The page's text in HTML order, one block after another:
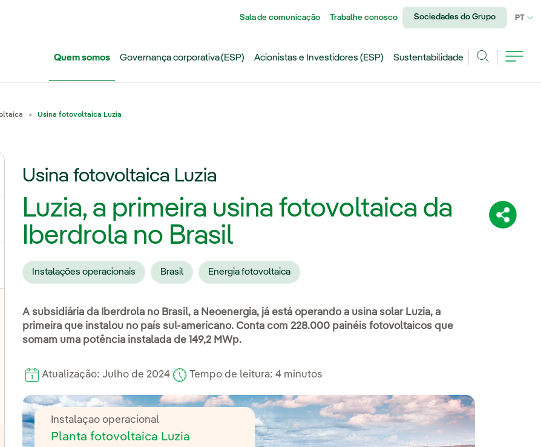
Sala de comunicação Trabalhe conosco Sociedades do Grupo PT
Quem somos Governança corporativa (ESP) Acionistas e Investidores (ESP)
Sustentabilidade
Usina fotovoltaica Luzia
submenu de Grupo Iberdrola
submenu de Redes
submenu de Eólica onshore
submenu de Energia hidrelétrica
Usina fotovoltaica Luzia
Luzia, a primeira usina fotovoltaica da
Iberdrola no Brasil
Instalações operacionais Brasil Energia fotovoltaica
A subsidiária da Iberdrola no Brasil, a Neoenergia, já está operando a usina solar Luzia, a
primeira que instalou no país sul-americano. Conta com 228.000 painéis fotovoltaicos que
somam uma potência instalada de 149,2 MWp.
Atualização: Julho de 2024 Tempo de leitura: 4 minutos
Instalaçao operacional
Planta fotovoltaica Luzia